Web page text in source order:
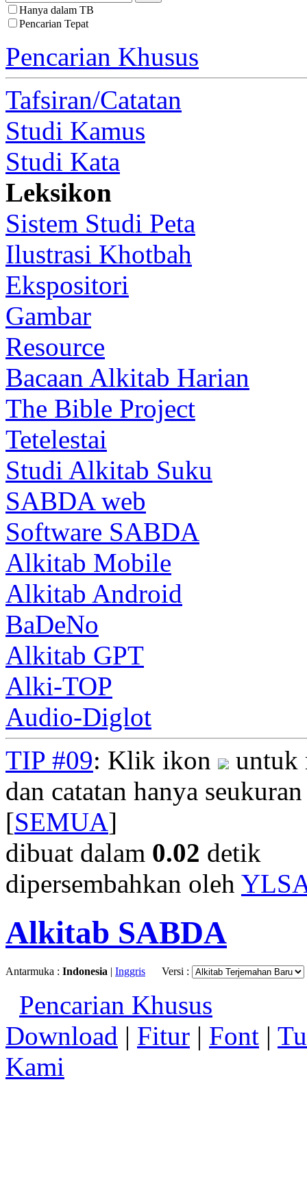
Hanya dalam TB
Pencarian Tepat
Pencarian Khusus
Tafsiran/Catatan
Studi Kamus
Studi Kata
Leksikon
Sistem Studi Peta
Ilustrasi Khotbah
Ekspositori
Gambar
Resource
Bacaan Alkitab Harian
The Bible Project
Tetelestai
Studi Alkitab Suku
SABDA web
Software SABDA
Alkitab Mobile
Alkitab Android
BaDeNo
Alkitab GPT
Alki-TOP
Audio-Diglot
TIP #09: Klik ikon
untuk
dan catatan hanya
[SEMUA]
dibuat dalam 0.02 detik
dipersembahkan oleh
Alkitab SABDA
Antarmuka : Indonesia | Inggris Versi :
Pencarian Khusus
Download | Fitur | Font |
Kami